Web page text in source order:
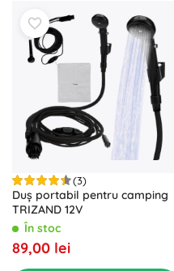
(3)
Duș portabil pentru camping
TRIZAND 12V
În stoc
89,00 lei